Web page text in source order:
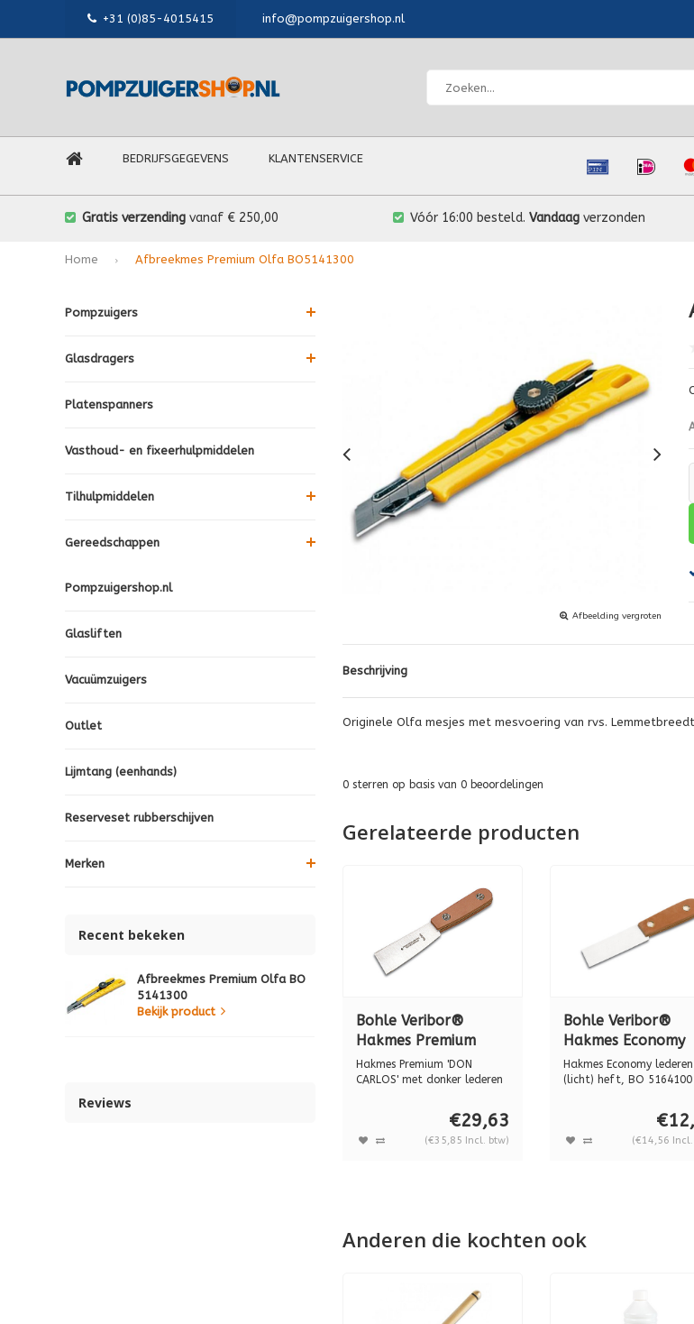
+31 (0)85-4015415 info@pompzuigershop.nl
BEDRIJFSGEGEVENS KLANTENSERVICE
Gratis verzending vanaf € 250,00 Vóór 16:00 besteld. Vandaag verzonden
Home Afbreekmes Premium Olfa BO5141300
Pompzuigers
Glasdragers
Platenspanners
Vasthoud- en fixeerhulpmiddelen
Tilhulpmiddelen
Gereedschappen
Pompzuigershop.nl
Glasliften
Vacuümzuigers
Outlet
Lijmtang (eenhands)
Reserveset rubberschijven
Merken
Recent bekeken
Afbreekmes Premium Olfa BO
5141300
Bekijk product
Reviews
Afbeelding vergroten
Beschrijving
Originele Olfa mesjes met mesvoering van rvs.
0sterren op basis van 0beoordelingen
Gerelateerde producten
Bohle Veribor®
Hakmes Premium
"DON CARLOS"
lederen (donker)
Hakmes Premium 'DON
CARLOS' met donker lederen
€29,63
(€35,85 Incl. btw)
Bohle Veribor®
Hakmes Economy
lederen (licht) heft,
BO 5164100
Hakmes Economy lederen
(licht) heft, BO 5164100
(€14,56
Anderen die kochten ook